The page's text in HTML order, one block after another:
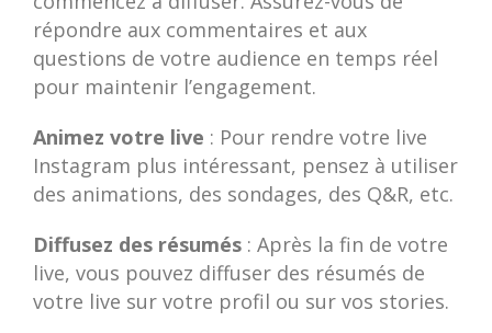
répondre aux commentaires et aux
questions de votre audience en temps réel
pour maintenir l’engagement.
Animez votre live : Pour rendre votre live
Instagram plus intéressant, pensez à utiliser
des animations, des sondages, des Q&R, etc.
Diffusez des résumés : Après la fin de votre
live, vous pouvez diffuser des résumés de
votre live sur votre profil ou sur vos stories.